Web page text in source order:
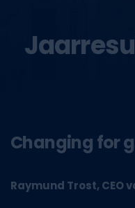
Changing for
Raymund Trost, CEO